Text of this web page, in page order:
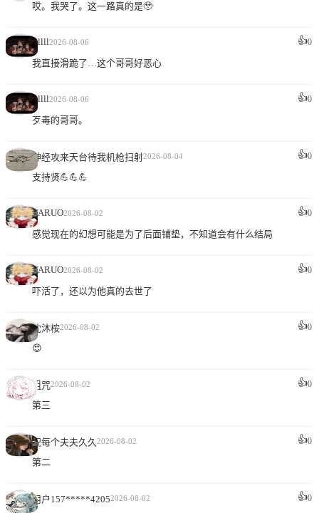
哎。我哭了。这一路真的是🥹
llllll2026-08-06 👍0
我直接滑跪了…这个哥哥好恶心
llllll2026-08-06 👍0
歹毒的哥哥。
神经攻来天台待我机枪扫射2026-08-04 👍0
支持贤💪💪💪
YARUO2026-08-02 👍0
感觉现在的幻想可能是为了后面铺垫，不知道会有什么结局
YARUO2026-08-02 👍0
吓活了，还以为他真的去世了
沈沐桉2026-08-02 👍0
😍
詛咒2026-08-02 👍0
第三
祝每个夫夫久久 2026-08-02 👍0
第二
用户157*****42052026-08-02 👍0